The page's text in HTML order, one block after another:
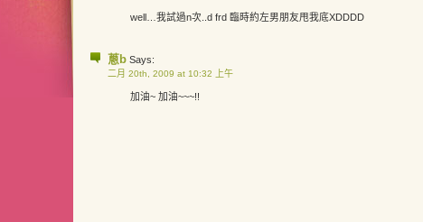
well…我試過n次..d frd 臨時約左男朋友甩我底XDDDD
蔥b Says:
二月 20th, 2009 at 10:32 上午
加油~ 加油~~~!!